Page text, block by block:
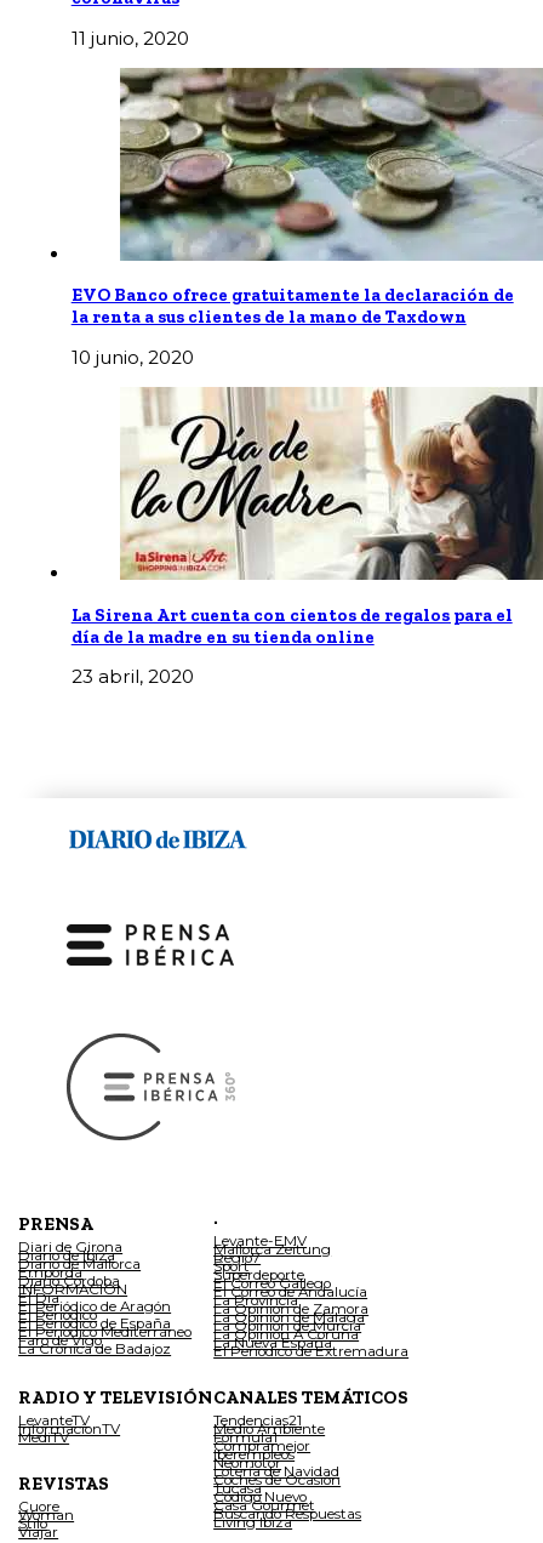
11 junio, 2020
EVO Banco ofrece gratuitamente la declaración de
la renta a sus clientes de la mano de Taxdown
10 junio, 2020
La Sirena Art cuenta con cientos de regalos para el
día de la madre en su tienda online
23 abril, 2020
PRENSA
Diari de Girona
Diario de Ibiza
Diario de Mallorca
Empordà
Diario Córdoba
INFORMACIÓN
El Día
El Periódico de Aragón
El Periódico
El Periódico de España
El Periódico Mediterráneo
Faro de Vigo
La Crónica de Badajoz
.
Levante-EMV
Mallorca Zeitung
Regio7
Sport
Superdeporte
El Correo Gallego
El Correo de Andalucía
La Provincia
La Opinión de Zamora
La Opinión de Málaga
La Opinión de Murcia
La Opinión A Coruña
La Nueva España
El Periódico de Extremadura
RADIO Y TELEVISIÓN
LevanteTV
InformacionTV
MediTV
REVISTAS
Cuore
Woman
Stilo
Viajar
CANALES TEMÁTICOS
Tendencias21
Medio Ambiente
Fórmula1
Compramejor
Iberempleos
Neomotor
Lotería de Navidad
Coches de Ocasión
Tucasa
Código Nuevo
Casa Gourmet
Buscando Respuestas
Living Ibiza